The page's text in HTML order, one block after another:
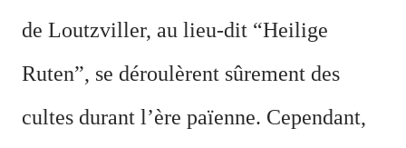
de Loutzviller, au lieu-dit “Heilige
Ruten”, se déroulèrent sûrement des
cultes durant l’ère païenne. Cependant,